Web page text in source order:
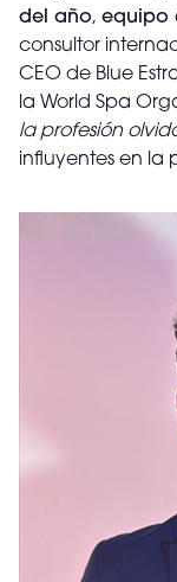
del año, equipo
consultor
CEO de Blue
la World Spa
la profesión
influyentes en la